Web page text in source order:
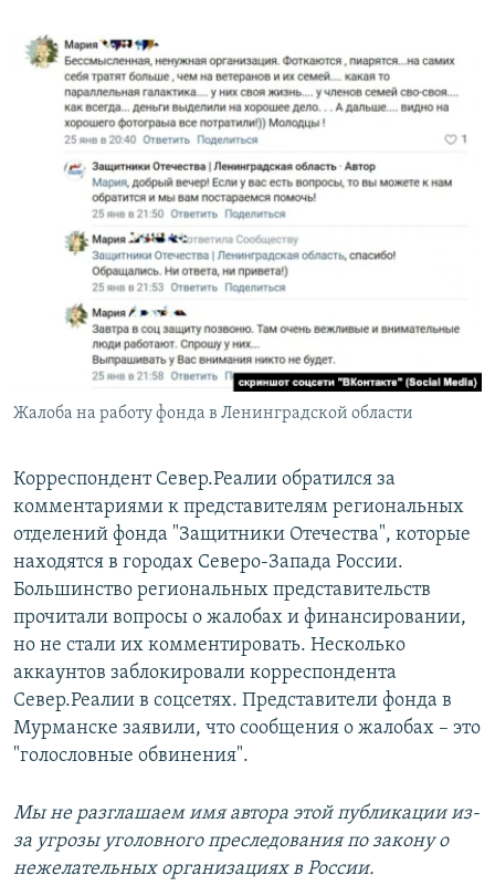
Жалоба на работу фонда в Ленинградской области
Корреспондент Север.Реалии обратился за
комментариями к представителям региональных
отделений фонда "Защитники Отечества", которые
находятся в городах Северо-Запада России.
Большинство региональных представительств
прочитали вопросы о жалобах и финансировании,
но не стали их комментировать. Несколько
аккаунтов заблокировали корреспондента
Север.Реалии в соцсетях. Представители фонда в
Мурманске заявили, что сообщения о жалобах – это
"голословные обвинения".
Мы не разглашаем имя автора этой публикации из-
за угрозы уголовного преследования по закону о
нежелательных организациях в России.